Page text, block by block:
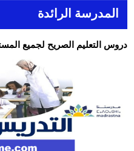
المدرسة الرائدة
دروس التعليم الصريح لجميع المستويات